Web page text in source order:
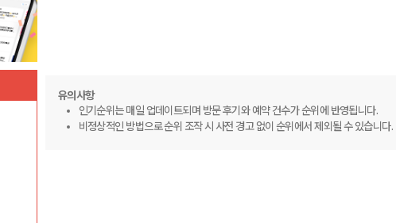
유의사항
인기순위는 매일 업데이트되며 방문 후기와 예약 건수가 순위에 반영됩니다.
비정상적인 방법으로 순위 조작 시 사전 경고 없이 순위에서 제외될 수 있습니다.